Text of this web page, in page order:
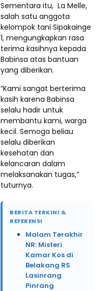
Sementara itu, La Melle,
salah satu anggota
kelompok tani Sipakainge
1, mengungkapkan rasa
terima kasihnya kepada
Babinsa atas bantuan
yang diberikan.
“Kami sangat berterima
kasih karena Babinsa
selalu hadir untuk
membantu kami, warga
kecil. Semoga beliau
selalu diberikan
kesehatan dan
kelancaran dalam
melaksanakan tugas,”
tuturnya.
BERITA TERKINI &
REFERENSI
Malam Terakhir
NR: Misteri
Kamar Kos di
Belakang RS
Lasinrang
Pinrang